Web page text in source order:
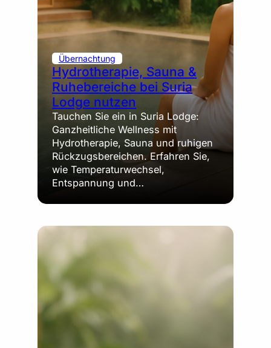
Übernachtung
Hydrotherapie, Sauna &
Ruhebereiche bei Suria
Lodge nutzen
Tauchen Sie ein in Suria Lodge:
Ganzheitliche Wellness mit
Hydrotherapie, Sauna und ruhigen
Rückzugsbereichen. Erfahren Sie,
wie Temperaturwechsel,
Entspannung und…